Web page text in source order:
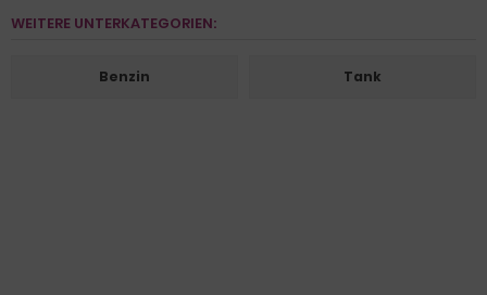
WEITERE UNTERKATEGORIEN:
Benzin Tank